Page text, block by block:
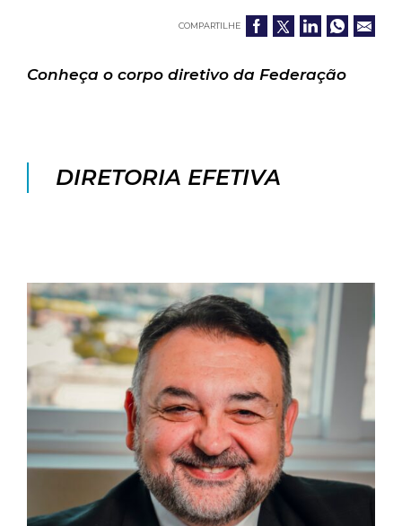
COMPARTILHE
Conheça o corpo diretivo da Federação
DIRETORIA EFETIVA